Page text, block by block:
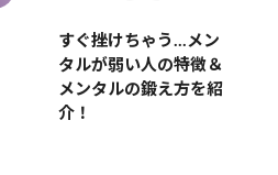
すぐ挫けちゃう…メン
タルが弱い人の特徴＆
メンタルの鍛え方を紹
介！